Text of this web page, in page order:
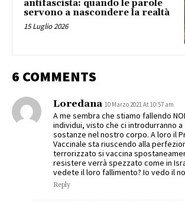
antifascista: quando le parole
servono a nascondere la realtà
15 Luglio 2026
6 COMMENTS
Loredana 10 Marzo 2021 At 10:57 am
A me sembra che stiamo fallendo
individui, visto che ci introdurranno a
sostanze nel nostro corpo. A loro il
Vaccinale sta riuscendo alla
terrorizzato si vaccina
resistere verrà spezzato come in
vedete il loro fallimento? Io vedo
Reply